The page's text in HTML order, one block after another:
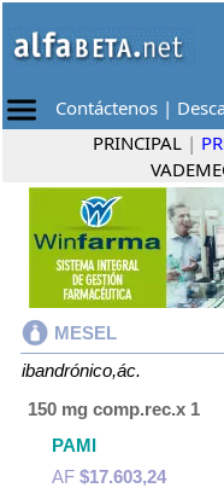
Contáctenos |
PRINCIPAL |
MESEL
ibandrónico,ác.
150 mg comp.rec.x 1
PAMI
AF $17.603,24